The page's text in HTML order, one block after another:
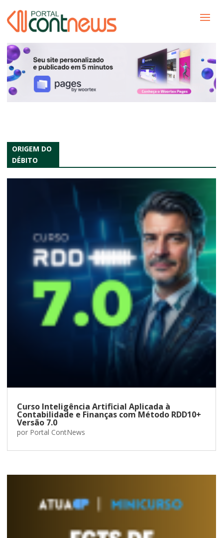
ORIGEM DO
D​ÉBITO
Curso Inteligência Artificial Aplicada à
Contabilidade e Finanças com Método RDD10+
Versão 7.0
por Portal ContNews